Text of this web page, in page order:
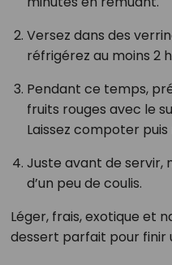
Versez dans des
réfrigérez au moins 2
Pendant ce temps,
fruits rouges avec le
Laissez compoter
Juste avant de servir,
d’un peu de coulis.
Léger, frais, exotique et
dessert parfait pour finir